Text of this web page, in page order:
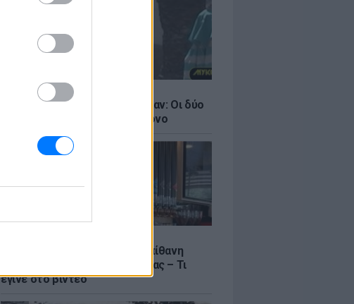
LIFESTYLE
Ζόε Σαλντάνα και Νικόλ Κίντμαν: Οι δύο
σταρ του Χόλιγουντ στη Μύκονο
Ο Γιώργος Μανίκας έστησε απίθανη
φάρσα σε υπάλληλο καφετέριας – Τι
έγινε στο βίντεο